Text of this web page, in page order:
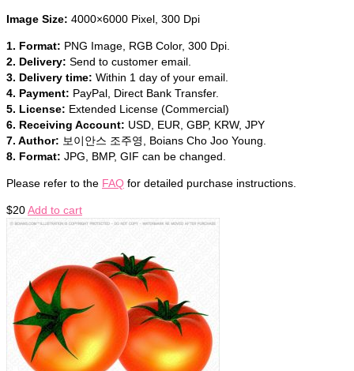
Image Size: 4000×6000 Pixel, 300 Dpi
1. Format: PNG Image, RGB Color, 300 Dpi.
2. Delivery: Send to customer email.
3. Delivery time: Within 1 day of your email.
4. Payment: PayPal, Direct Bank Transfer.
5. License: Extended License (Commercial)
6. Receiving Account: USD, EUR, GBP, KRW, JPY
7. Author: 보이안스 조주영, Boians Cho Joo Young.
8. Format: JPG, BMP, GIF can be changed.
Please refer to the FAQ for detailed purchase instructions.
$20Add to cart